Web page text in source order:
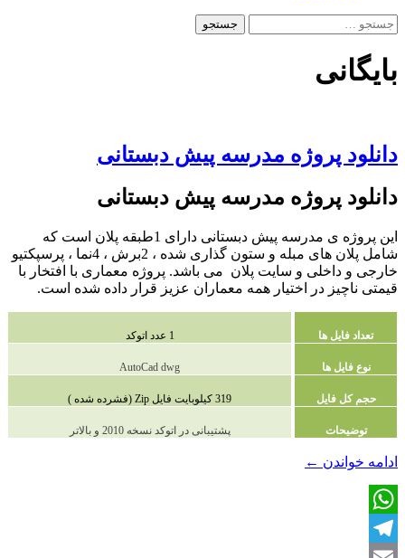
جستجو
برای:
بایگانی
دانلود پروژه مدرسه پیش دبستانی
دانلود پروژه مدرسه پیش دبستانی
این پروژه ی مدرسه پیش دبستانی دارای 1طبقه پلان است که
شامل پلان های مبله و ستون گذاری شده ، 2برش ، 4نما ، پرسپکتیو
خارجی و داخلی و سایت پلان می باشد. پروژه معماری با افتخار با
قیمتی ناچیز در اختیار همه معماران عزیز قرار داده شده است.
تعداد فایل ها 1 عدد اتوکد
نوع فایل ها AutoCad dwg
حجم کل فایل 319 کیلوبایت فایل Zip (فشرده شده )
توضیحات پشتیبانی در اتوکد نسخه 2010 و بالاتر
ادامه خواندن دانلود
←
WhatsApp